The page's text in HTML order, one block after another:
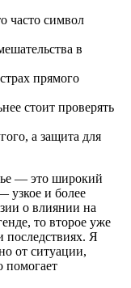
часто символ
в
прямого
стоит проверять
а защита для
— это широкий
узкое и более
о влиянии на
то второе уже
последствиях. Я
от ситуации,
помогает